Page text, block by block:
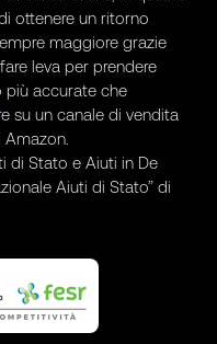
ottenere un ritorno
maggiore grazie
leva per prendere
più accurate che
su un canale di vendita
di Stato e Aiuti in De
Aiuti di Stato” di